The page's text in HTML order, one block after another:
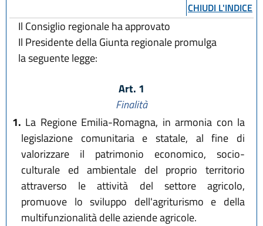
CHIUDI L'INDICE
Il Consiglio regionale ha approvato
Il Presidente della Giunta regionale promulga
la seguente legge:
Art. 1
Finalità
1. La Regione Emilia-Romagna, in armonia con la
legislazione comunitaria e statale, al fine di
valorizzare il patrimonio economico, socio-
culturale ed ambientale del proprio territorio
attraverso le attività del settore agricolo,
promuove lo sviluppo dell'agriturismo e della
multifunzionalità delle aziende agricole.